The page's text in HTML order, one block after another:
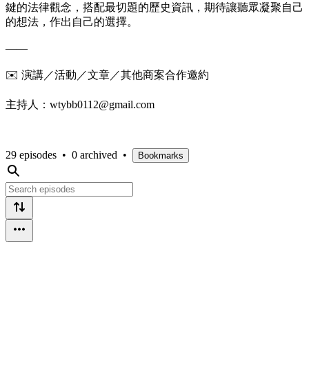
鍵的法律觀念，搭配最切題的歷史資訊，期待讓聽眾凝聚自己
的想法，作出自己的選擇。
——
✉️ 演講／活動／文章／其他商案合作邀約
主持人：wtybb0112@gmail.com
29 episodes • 0 archived • Bookmarks